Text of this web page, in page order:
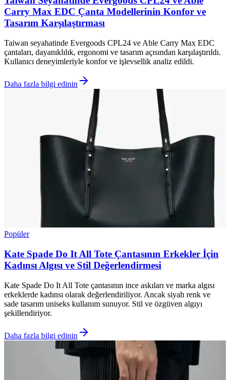
Carry Max EDC Çanta Modellerinin Konfor ve
Tasarım Karşılaştırması
Taiwan seyahatinde Evergoods CPL24 ve Able Carry Max EDC
çantaları, dayanıklılık, ergonomi ve tasarım açısından karşılaştırıldı.
Kullanıcı deneyimleriyle konfor ve işlevsellik analiz edildi.
Daha fazla bilgi edinin
Popüler
Kate Spade Do It All Tote Çantasının Erkekler İçin
Kadınsı Algısı ve Stil Değerlendirmesi
Kate Spade Do It All Tote çantasının ince askıları ve marka algısı
erkeklerde kadınsı olarak değerlendiriliyor. Ancak siyah renk ve
sade tasarım uniseks kullanım sunuyor. Stil ve özgüven algıyı
şekillendiriyor.
Daha fazla bilgi edinin